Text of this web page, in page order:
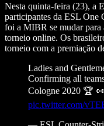
Nesta quinta-feira (23), a
participantes da ESL One
foi a MIBR se mudar para
torneio online. Os
torneio com a premiação
Ladies and
Confirming all
Cologne 2020 🏆 👀
pic.twitter.com/